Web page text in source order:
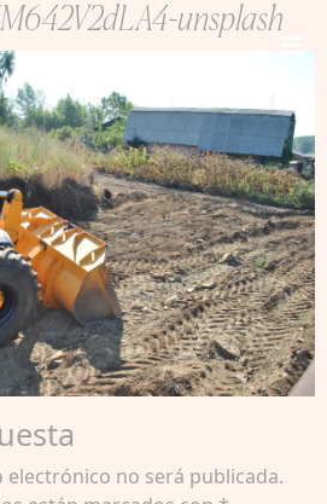
unsplash
no será publicada.